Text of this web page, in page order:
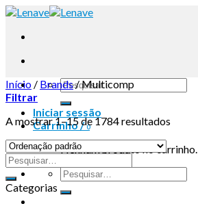
Iniciar sessão
Carrinho /0
Nenhum produto no carrinho.
Início / Brands/Multicomp
Filtrar
A mostrar 1–15 de 1784 resultados
Categorias